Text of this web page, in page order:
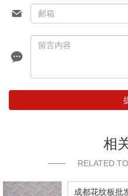
相
RELATED
成都花纹板批